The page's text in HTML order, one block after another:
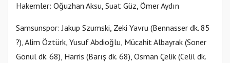
Hakemler: Oğuzhan Aksu, Suat Güz, Ömer Aydın
Samsunspor: Jakup Szumski, Zeki Yavru (Bennasser dk. 85
?), Alim Öztürk, Yusuf Abdioğlu, Mücahit Albayrak (Soner
Gönül dk. 68), Harris (Barış dk. 68), Osman Çelik (Celil dk.